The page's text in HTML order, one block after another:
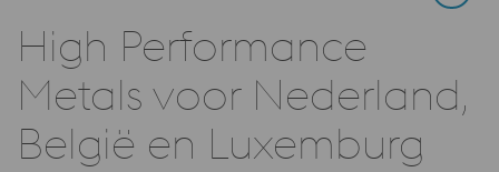
High Performance
Metals voor Nederland,
België en Luxemburg